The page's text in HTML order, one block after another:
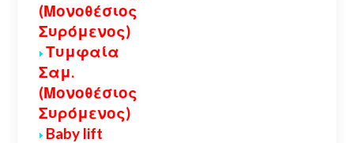
(Μονοθέσιος
Συρόμενος)
Τυμφαία
Σαμ.
(Μονοθέσιος
Συρόμενος)
Baby lift